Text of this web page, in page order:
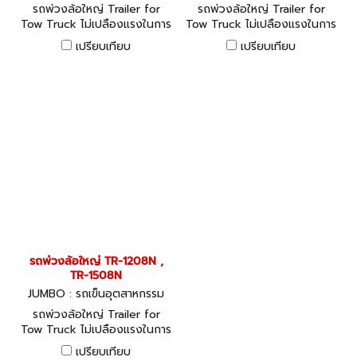
รถพ่วงล้อใหญ่ Trailer for
Tow Truck ไม่เปลืองแรงในการ
ขนย้ายรับน้ำหนักได้เต็มพิกัด
เปรียบเทียบ
รถพ่วงล้อใหญ่ Trailer for
Tow Truck ไม่เปลืองแรงในการ
ขนย้ายรับน้ำหนักได้เต็มพิกัด
เปรียบเทียบ
รถพ่วงล้อใหญ่ TR-1208N ,
TR-1508N
JUMBO : รถเข็นอุตสาหกรรม
รถพ่วงล้อใหญ่ Trailer for
Tow Truck ไม่เปลืองแรงในการ
ขนย้ายรับน้ำหนักได้เต็มพิกัด
เปรียบเทียบ